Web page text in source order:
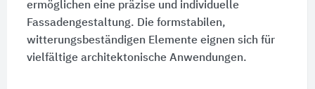
ermöglichen eine präzise und individuelle
Fassadengestaltung. Die formstabilen,
witterungsbeständigen Elemente eignen sich für
vielfältige architektonische Anwendungen.